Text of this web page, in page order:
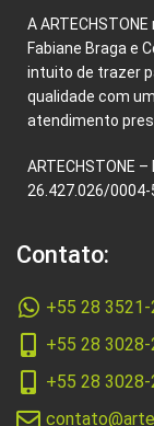
A
Fabiane Braga e
intuito de trazer
qualidade com
atendimento
ARTECHSTONE
26.427.026/0004-
Contato:
+55 28
+55 28
+55 28